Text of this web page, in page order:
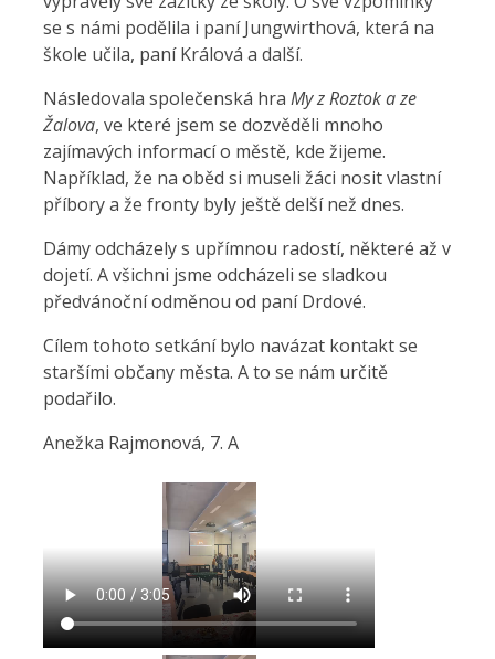
se s námi podělila i paní Jungwirthová, která na
škole učila, paní Králová a další.
Následovala společenská hra My z Roztok a ze
Žalova, ve které jsem se dozvěděli mnoho
zajímavých informací o městě, kde žijeme.
Například, že na oběd si museli žáci nosit vlastní
příbory a že fronty byly ještě delší než dnes.
Dámy odcházely s upřímnou radostí, některé až v
dojetí. A všichni jsme odcházeli se sladkou
předvánoční odměnou od paní Drdové.
Cílem tohoto setkání bylo navázat kontakt se
staršími občany města. A to se nám určitě
podařilo.
Anežka Rajmonová, 7. A